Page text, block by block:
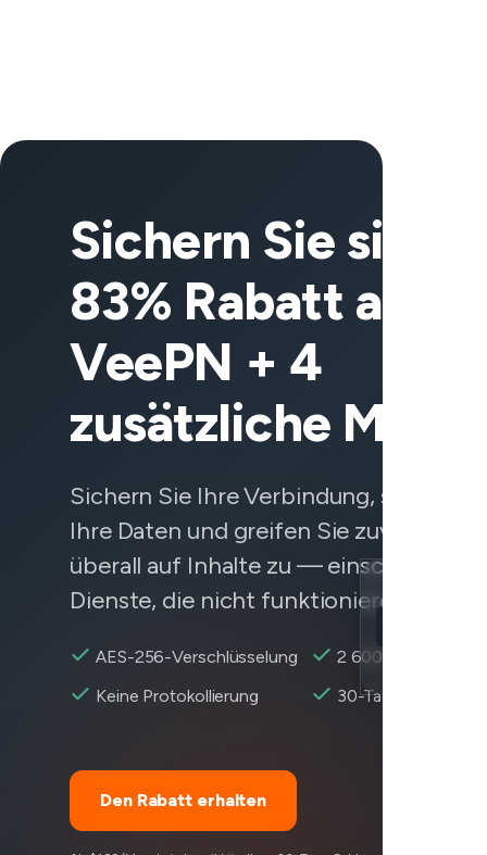
Sichern Sie sich
83% Rabatt auf
VeePN + 4
zusätzliche
Sichern Sie Ihre Verbindung, schützen
Ihre Daten und greifen Sie zuverlässig
überall auf Inhalte zu — einschließlich
Dienste, die nicht funktionieren.
AES-256-Verschlüsselung
2 600+ Server
Keine Protokollierung
30-Tage-
Den Rabatt erhalten